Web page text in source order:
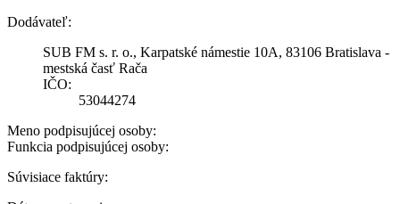
Dodávateľ:
SUB FM s. r. o., Karpatské námestie 10A, 83106 Bratislava -
mestská časť Rača
IČO:
53044274
Meno podpisujúcej osoby:
Funkcia podpisujúcej osoby:
Súvisiace faktúry: